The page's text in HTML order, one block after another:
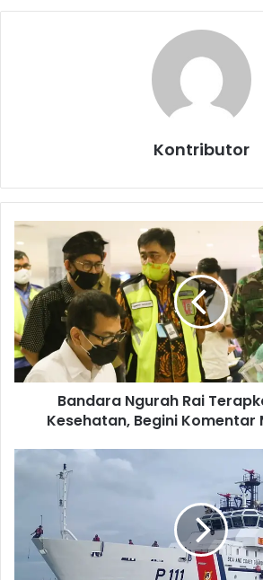
Kontributor
B
a
n
d
a
r
a
N
g
Bandara Ngurah Rai
Kesehatan, Begini